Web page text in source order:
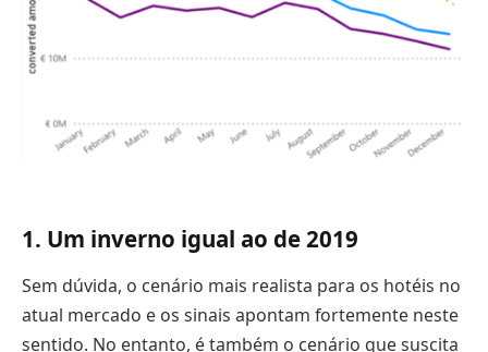
1. Um inverno igual ao de 2019
Sem dúvida, o cenário mais realista para os hotéis no
atual mercado e os sinais apontam fortemente neste
sentido. No entanto, é também o cenário que suscita